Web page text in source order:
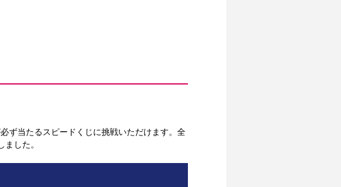
ず当たるスピードくじに挑戦いただけます。全
した。